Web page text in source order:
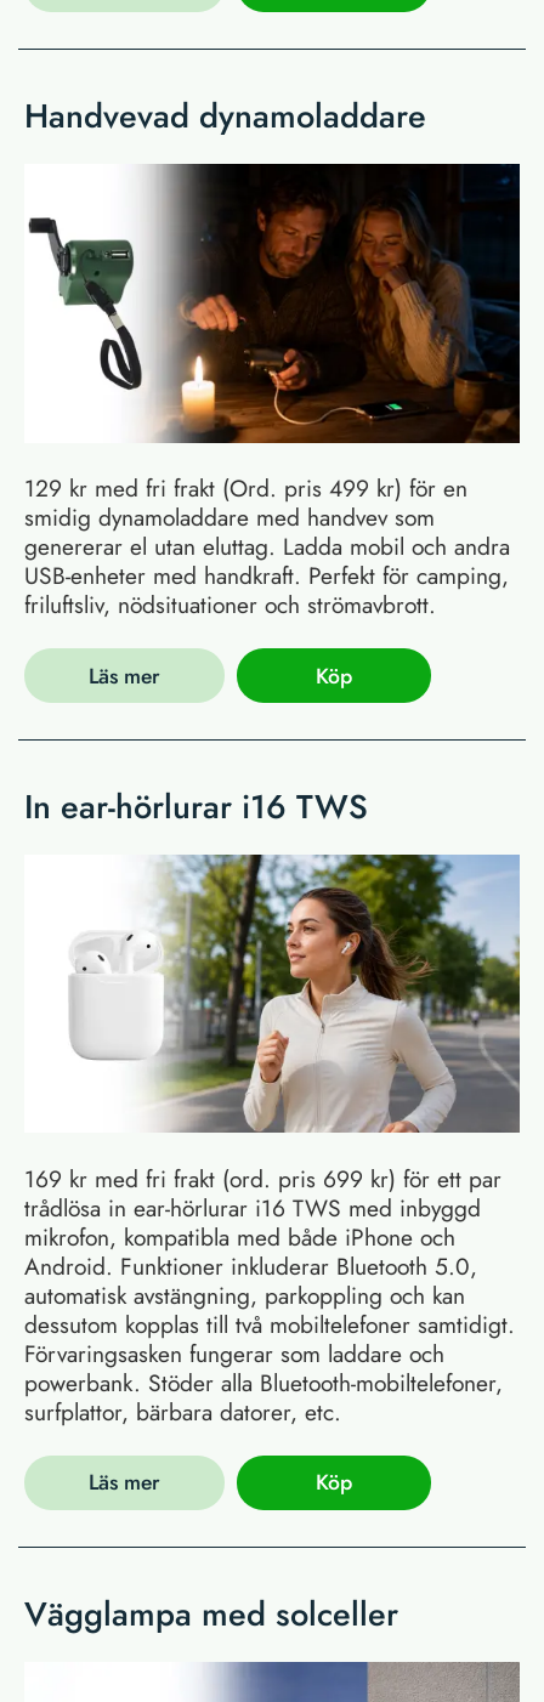
Handvevad dynamoladdare
129 kr med fri frakt (Ord. pris 499 kr) för en
smidig dynamoladdare med handvev som
genererar el utan eluttag. Ladda mobil och andra
USB-enheter med handkraft. Perfekt för camping,
friluftsliv, nödsituationer och strömavbrott.
Läs mer Köp
In ear-hörlurar i16 TWS
169 kr med fri frakt (ord. pris 699 kr) för ett par
trådlösa in ear-hörlurar i16 TWS med inbyggd
mikrofon, kompatibla med både iPhone och
Android. Funktioner inkluderar Bluetooth 5.0,
automatisk avstängning, parkoppling och kan
dessutom kopplas till två mobiltelefoner samtidigt.
Förvaringsasken fungerar som laddare och
powerbank. Stöder alla Bluetooth-mobiltelefoner,
surfplattor, bärbara datorer, etc.
Läs mer Köp
Vägglampa med solceller